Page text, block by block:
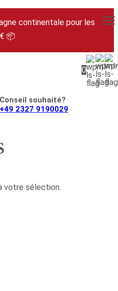
continentale pour les
📦
0
Conseil souhaité?
+49 2327 9190029
votre sélection.